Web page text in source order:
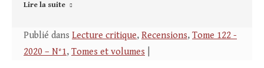
Lire la suite
Publié dans Lecture critique, Recensions, Tome 122 -
2020 – N°1, Tomes et volumes